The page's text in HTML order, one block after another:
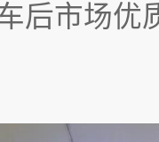
后市场优